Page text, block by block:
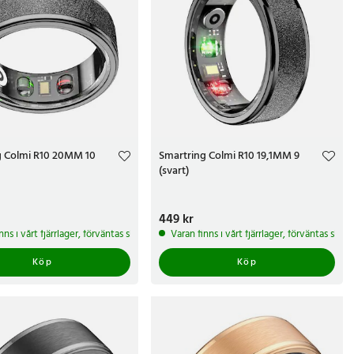
R10 20MM 10
i vårt fjärrlager, förväntas skickas inom 5-7 arbetsdagar
Köp
Smartring Colmi R10 19,1MM 9
(svart)
Pris: 449 kr
449 kr
Varan finns i vårt fjärrlager, förväntas
Köp